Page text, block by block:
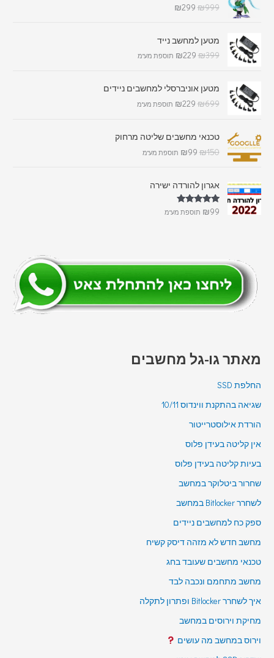
₪999
₪299
מטען למחשב נייד
₪399
₪229 תוספת מע"מ
מטען אוניברסלי למחשבים ניידים
₪699
₪229 תוספת מע"מ
טכנאי מחשבים שליטה מרחוק
₪150
₪99 תוספת מע"מ
אגרון להורדה ישירה
דורג 5.00 ₪99 תוספת מע"מ
מאתר גו-גל מחשבים
החלפת SSD
שגיאה בהתקנת ווינדוס 10/11
הורדת אילוסטרייטור
אין קליטה בעידן פלוס
בעיות קליטה בעידן פלוס
שחרור ביטלוקר במחשב
לשחרר Bitlocker במחשב
ספק כח למחשבים ניידים
מחשב חדש לא מזהה דיסק קשיח
טכנאי מחשבים שעובד בחג
מחשב מתחמם ונכבה לבד
איך לשחרר Bitlocker ופתרון לתקלה
מחיקת וירוסים במחשב
וירוס במחשב מה עושים